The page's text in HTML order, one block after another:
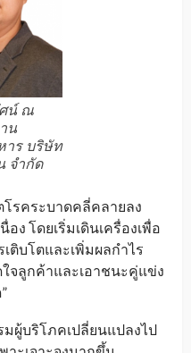
น์ ณ
น
าร บริษัท
จำกัด
โรคระบาดคลี่คลายลง
ง โดยเริ่มเดินเครื่องเพื่อ
ติบโตและเพิ่มผลกำไร
จลูกค้าและเอาชนะคู่แข่ง
มผู้บริโภคเปลี่ยนแปลงไป